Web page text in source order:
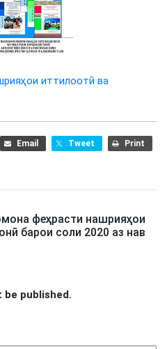
иттилоотӣ ва
Email Tweet Print
феҳрасти нашрияҳои
барои соли 2020 аз нав
be published.